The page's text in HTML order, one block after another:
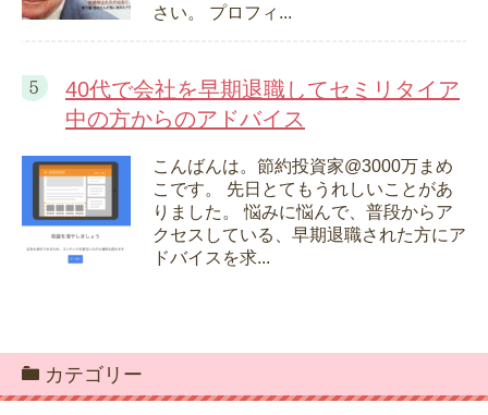
さい。 プロフィ...
40代で会社を早期退職してセミリタイア
中の方からのアドバイス
こんばんは。節約投資家@3000万まめ
こです。 先日とてもうれしいことがあ
りました。 悩みに悩んで、普段からア
クセスしている、早期退職された方にア
ドバイスを求...
カテゴリー